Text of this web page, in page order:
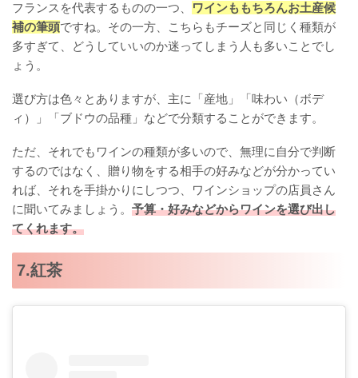
フランスを代表するものの一つ、
ワインももちろんお土産候
補の筆頭ですね。その一方、こちらもチーズと同じく種類が
多すぎて、どうしていいのか迷ってしまう人も多いことでし
ょう。
選び方は色々とありますが、主に「産地」「味わい（ボデ
ィ）」「ブドウの品種」などで分類することができます。
ただ、それでもワインの種類が多いので、無理に自分で判断
するのではなく、贈り物をする相手の好みなどが分かってい
れば、それを手掛かりにしつつ、ワインショップの店員さん
に聞いてみましょう。 予算・好みなどからワインを選び出し
てくれます。
7.紅茶